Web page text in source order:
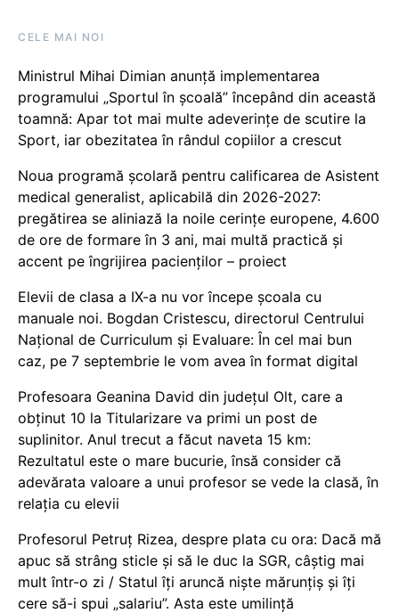
CELE MAI NOI
Ministrul Mihai Dimian anunță implementarea
programului „Sportul în școală” începând din această
toamnă: Apar tot mai multe adeverințe de scutire la
Sport, iar obezitatea în rândul copiilor a crescut
Noua programă școlară pentru calificarea de Asistent
medical generalist, aplicabilă din 2026-2027:
pregătirea se aliniază la noile cerințe europene, 4.600
de ore de formare în 3 ani, mai multă practică și
accent pe îngrijirea pacienților – proiect
Elevii de clasa a IX-a nu vor începe școala cu
manuale noi. Bogdan Cristescu, directorul Centrului
Național de Curriculum și Evaluare: În cel mai bun
caz, pe 7 septembrie le vom avea în format digital
Profesoara Geanina David din județul Olt, care a
obținut 10 la Titularizare va primi un post de
suplinitor. Anul trecut a făcut naveta 15 km:
Rezultatul este o mare bucurie, însă consider că
adevărata valoare a unui profesor se vede la clasă, în
relația cu elevii
Profesorul Petruț Rizea, despre plata cu ora: Dacă mă
apuc să strâng sticle și să le duc la SGR, câștig mai
mult într-o zi / Statul îți aruncă niște mărunțiș și îți
cere să-i spui „salariu”. Asta este umilință